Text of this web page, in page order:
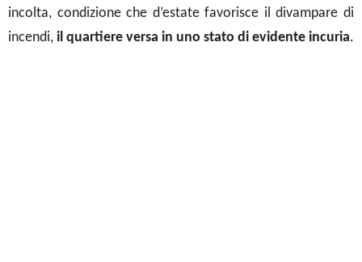
incolta, condizione che d’estate favorisce il divampare di
incendi, il quartiere versa in uno stato di evidente incuria.